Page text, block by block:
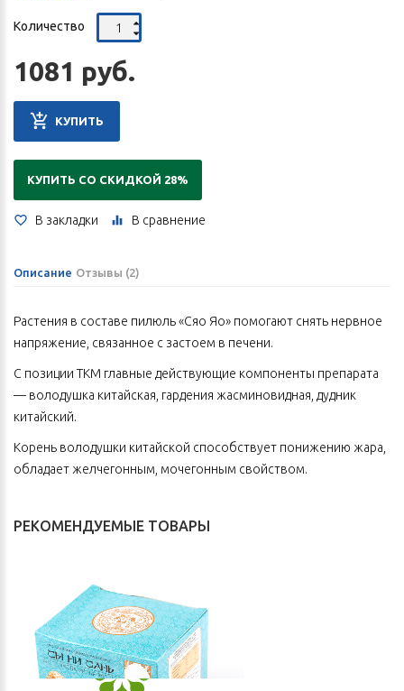
Количество
1081 руб.
КУПИТЬ
КУПИТЬ СО СКИДКОЙ 28%
В закладки В сравнение
Описание Отзывы (2)
Растения в составе пилюль «Сяо Яо» помогают снять нервное
напряжение, связанное с застоем в печени.
С позиции ТКМ главные действующие компоненты препарата
— володушка китайская, гардения жасминовидная, дудник
китайский.
Корень володушки китайской способствует понижению жара,
обладает желчегонным, мочегонным свойством.
мочегонное действие, успокаивают.
повышенную раздражительность, обладает мягким
седативным действием.
Эти и другие натуральные эффективные компоненты
улучшают работу печени, желчного пузыря, нормализуют
РЕКОМЕНДУЕМЫЕ ТОВАРЫ